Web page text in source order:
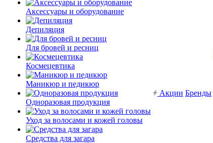
Аксессуары и оборудование
Депиляция
Для бровей и ресниц
Космецевтика
Маникюр и педикюр
Одноразовая продукция
Уход за волосами и кожей головы
Средства для загара
Акции Бренды